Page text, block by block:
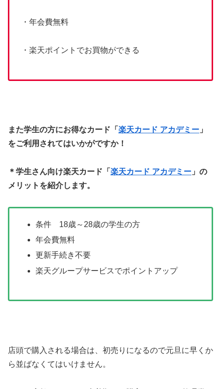
・年会費無料
・楽天ポイントでお買物ができる
また学生の方にお得なカード「 楽天カード アカデミー 」
をご利用されてはいかがですか！
＊学生さん向け楽天カード「 楽天カード アカデミー 」の
メリットを紹介します。
条件 18歳～28歳の学生の方
年会費無料
更新手続き不要
楽天グループサービスでポイントアップ
店頭で購入される場合は、初売りになるので元旦に早くか
ら並ばなくてはいけません。